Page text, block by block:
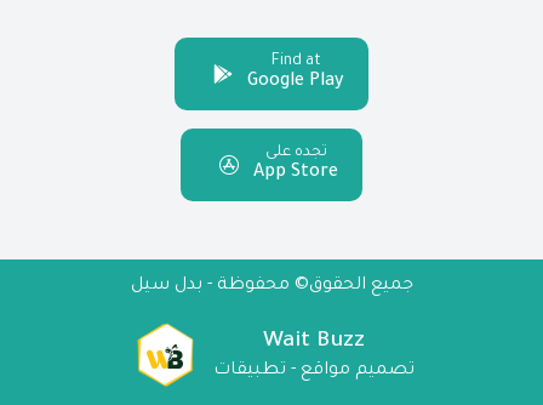
Find at
Google Play
تجده على
App Store
جميع الحقوق© محفوظة - بدل سيل
Wait Buzz
تصميم مواقع - تطبيقات